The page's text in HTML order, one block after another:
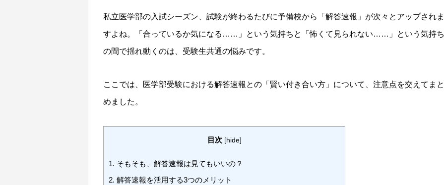
私立医学部の入試シーズン、試験が終わるたびに予備校から「解答速報」が次々とアップされま
すよね。「合っているか気になる……」という気持ちと「怖くて見られない……」という気持ち
の間で揺れ動くのは、受験生共通の悩みです。
ここでは、医学部受験における解答速報との「賢い付き合い方」について、注意点を交えてまと
めました。
目次 [hide]
1. そもそも、解答速報は見てもいいの？
2. 解答速報を活用する3つのメリット